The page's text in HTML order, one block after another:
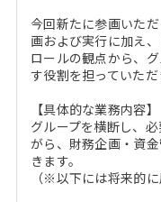
今回新たに参画いた
画および実行に加え
ロールの観点から、
す役割を担っていただ
【具体的な業務内容】
グループを横断し、
がら、財務企画・資
きます。
（※以下には将来的